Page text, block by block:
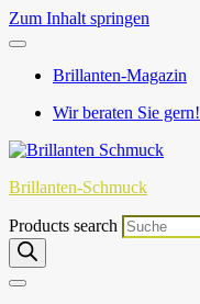
Zum Inhalt springen
Brillanten-Magazin
Wir beraten Sie gern!
Brillanten-Schmuck
Products search